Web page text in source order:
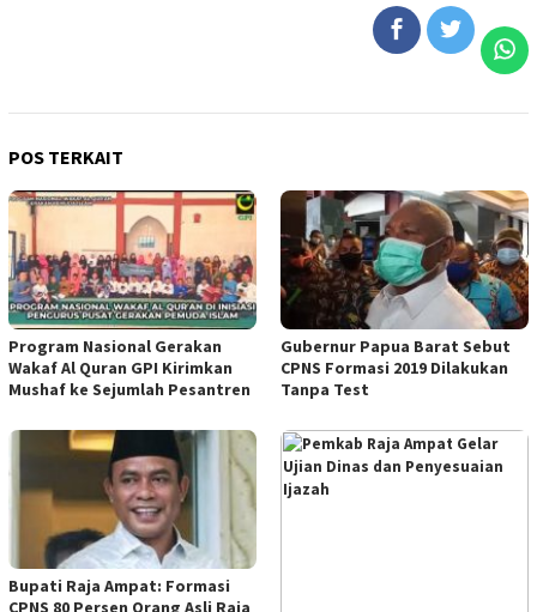
POS TERKAIT
Program Nasional Gerakan
Wakaf Al Quran GPI Kirimkan
Mushaf ke Sejumlah Pesantren
Gubernur Papua Barat Sebut
CPNS Formasi 2019 Dilakukan
Tanpa Test
Bupati Raja Ampat: Formasi
CPNS 80 Persen Orang Asli Raja